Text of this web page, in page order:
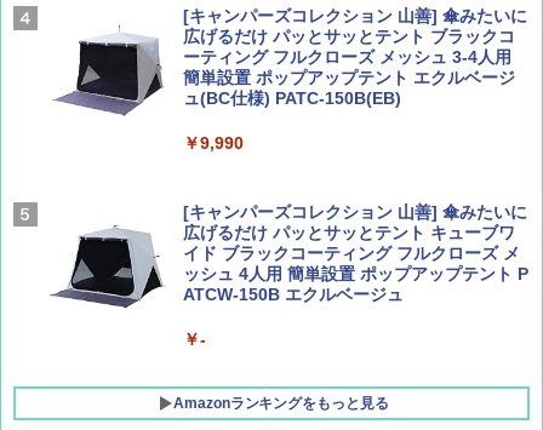
AIRLINE（エアライン）2026年9月号【特
集】ボーイング110周年を祝して！
￥1,760
A26 地球の歩き方 チェコ ポーランド スロヴ
ァキア 2026～2027 地球の歩き方A ヨーロッ
[キャンパーズコレクション 山善] 傘みたいに
広げるだけ パッとサッとテント ブラックコ
ーティング フルクローズ メッシュ 3-4人用
簡単設置 ポップアップテント エクルベージ
ュ(BC仕様) PATC-150B(EB)
￥9,990
[キャンパーズコレクション 山善] 傘みたいに
広げるだけ パッとサッとテント キューブワ
イド ブラックコーティング フルクローズ メ
ッシュ 4人用 簡単設置 ポップアップテント P
ATCW-150B エクルベージュ
￥-
Amazonランキングをもっと見る